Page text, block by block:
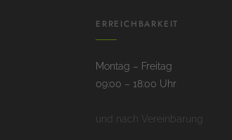
ERREICHBARKEIT
Montag – Freitag
09:00 – 18:00 Uhr
und nach Vereinbarung